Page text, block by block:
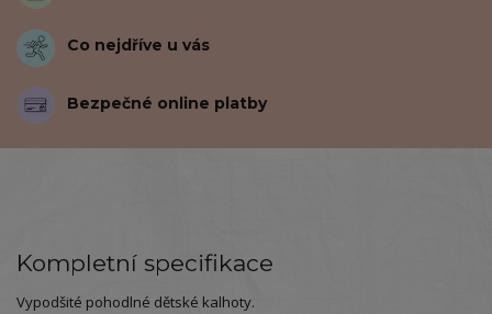
Co nejdříve u vás
Bezpečné online platby
Kompletní specifikace
Vypodšité pohodlné dětské kalhoty.